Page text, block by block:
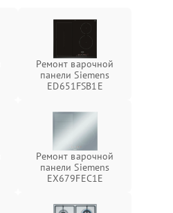
Ремонт варочной
панели Siemens
ED651FSB1E
Ремонт варочной
панели Siemens
EX679FEC1E